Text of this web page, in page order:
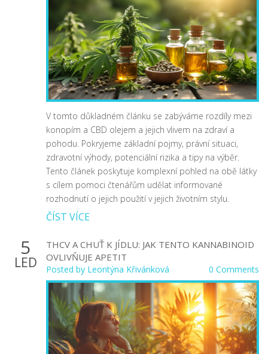
V tomto důkladném článku se zabýváme rozdíly mezi
konopím a CBD olejem a jejich vlivem na zdraví a
pohodu. Pokryjeme základní pojmy, právní situaci,
zdravotní výhody, potenciální rizika a tipy na výběr.
Tento článek poskytuje komplexní pohled na obě látky
s cílem pomoci čtenářům udělat informované
rozhodnutí o jejich použití v jejich životním stylu.
ČÍST VÍCE
5
LED
THCV A CHUŤ K JÍDLU: JAK TENTO KANNABINOID
OVLIVŇUJE APETIT
Posted by Leontýna Křivánková 0 Comments